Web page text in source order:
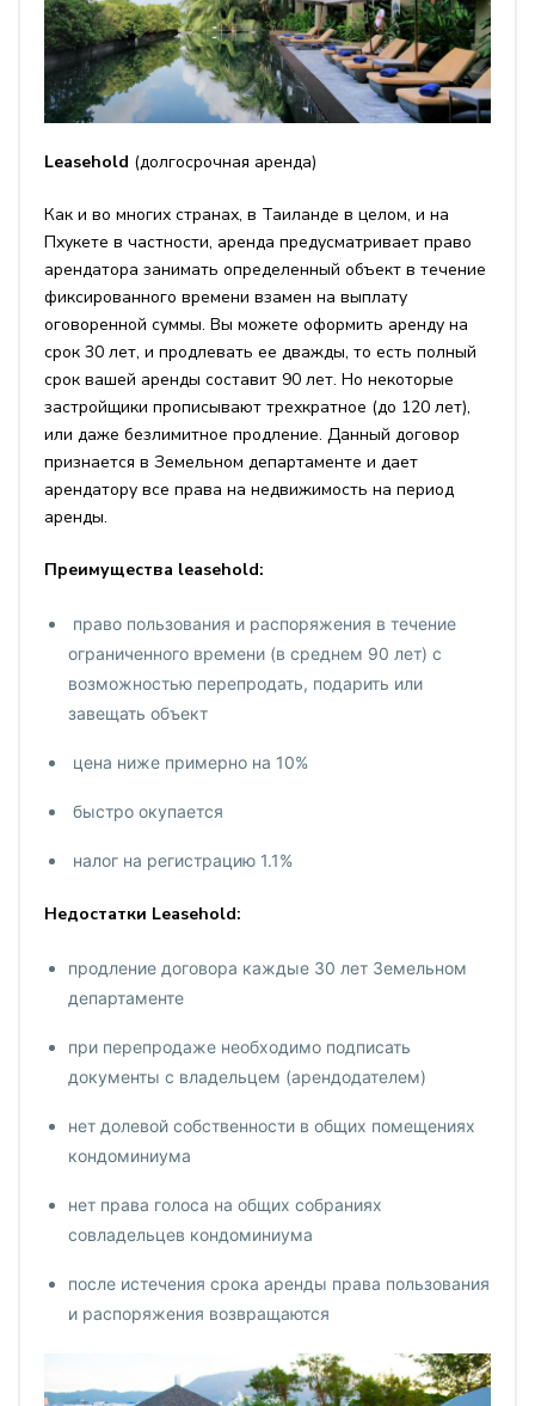
Leasehold (долгосрочная аренда)
Как и во многих странах, в Таиланде в целом, и на
Пхукете в частности, аренда предусматривает право
арендатора занимать определенный объект в течение
фиксированного времени взамен на выплату
оговоренной суммы. Вы можете оформить аренду на
срок 30 лет, и продлевать ее дважды, то есть полный
срок вашей аренды составит 90 лет. Но некоторые
застройщики прописывают трехкратное (до 120 лет),
или даже безлимитное продление. Данный договор
признается в Земельном департаменте и дает
арендатору все права на недвижимость на период
аренды.
Преимущества leasehold:
право пользования и распоряжения в течение
ограниченного времени (в среднем 90 лет) с
возможностью перепродать, подарить или
завещать объект
цена ниже примерно на 10%
быстро окупается
налог на регистрацию 1.1%
Недостатки Leasehold:
продление договора каждые 30 лет Земельном
департаменте
при перепродаже необходимо подписать
документы с владельцем (арендодателем)
нет долевой собственности в общих помещениях
кондоминиума
нет права голоса на общих собраниях
совладельцев кондоминиума
после истечения срока аренды права пользования
и распоряжения возвращаются